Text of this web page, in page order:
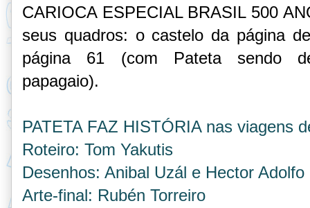
CARIOCA ESPECIAL BRASIL 500
seus quadros: o castelo da página
página 61 (com Pateta sendo
papagaio).
PATETA FAZ HISTÓRIA nas viagens
Roteiro: Tom Yakutis
Desenhos: Anibal Uzál e Hector
Arte-final: Rubén Torreiro